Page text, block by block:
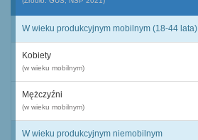
W wieku produkcyjnym mobilnym (18-44 lata)
Kobiety
(w wieku mobilnym)
Mężczyźni
(w wieku mobilnym)
W wieku produkcyjnym niemobilnym